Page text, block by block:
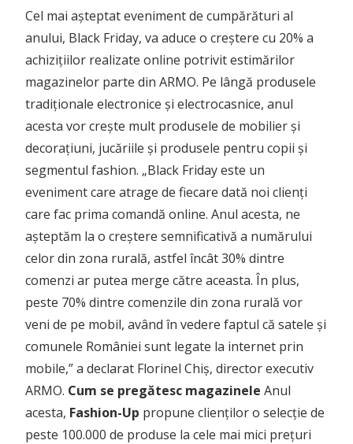
Cel mai așteptat eveniment de cumpărături al
anului, Black Friday, va aduce o creștere cu 20% a
achizițiilor realizate online potrivit estimărilor
magazinelor parte din ARMO. Pe lângă produsele
tradiționale electronice și electrocasnice, anul
acesta vor crește mult produsele de mobilier și
decorațiuni, jucăriile și produsele pentru copii și
segmentul fashion. „Black Friday este un
eveniment care atrage de fiecare dată noi clienți
care fac prima comandă online. Anul acesta, ne
așteptăm la o creștere semnificativă a numărului
celor din zona rurală, astfel încât 30% dintre
comenzi ar putea merge către aceasta. În plus,
peste 70% dintre comenzile din zona rurală vor
veni de pe mobil, având în vedere faptul că satele și
comunele României sunt legate la internet prin
mobile,” a declarat Florinel Chiș, director executiv
ARMO. Cum se pregătesc magazinele Anul
acesta, Fashion-Up propune clienților o selecție de
peste 100.000 de produse la cele mai mici prețuri